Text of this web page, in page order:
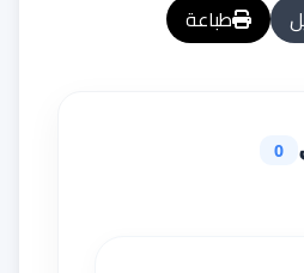
طباعة
0